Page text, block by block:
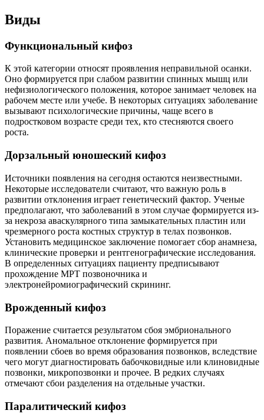
Виды
Функциональный кифоз
К этой категории относят проявления неправильной осанки.
Оно формируется при слабом развитии спинных мышц или
нефизиологического положения, которое занимает человек на
рабочем месте или учебе. В некоторых ситуациях заболевание
вызывают психологические причины, чаще всего в
подростковом возрасте среди тех, кто стесняются своего
роста.
Дорзальный юношеский кифоз
Источники появления на сегодня остаются неизвестными.
Некоторые исследователи считают, что важную роль в
развитии отклонения играет генетический фактор. Ученые
предполагают, что заболеваний в этом случае формируется из-
за некроза аваскулярного типа замыкательных пластин или
чрезмерного роста костных структур в телах позвонков.
Установить медицинское заключение помогает сбор анамнеза,
клинические проверки и рентгенографические исследования.
В определенных ситуациях пациенту предписывают
прохождение МРТ позвоночника и
электронейромиографический скрининг.
Врожденный кифоз
Поражение считается результатом сбоя эмбрионального
развития. Аномальное отклонение формируется при
появлении сбоев во время образования позвонков, вследствие
чего могут диагностировать бабочковидные или клиновидные
позвонки, микропозвонки и прочее. В редких случаях
отмечают сбои разделения на отдельные участки.
Паралитический кифоз